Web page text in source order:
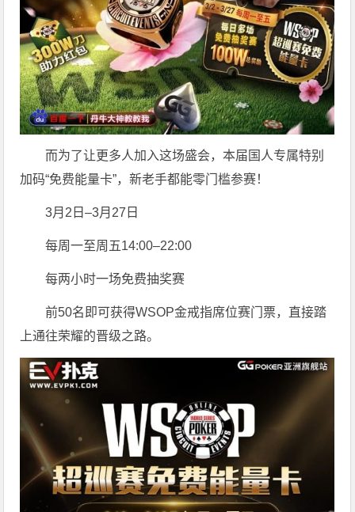
而为了让更多人加入这场盛会，本届国人专属特别
加码“免费能量卡”，新老手都能零门槛参赛！
3月2日–3月27日
每周一至周五14:00–22:00
每两小时一场免费抽奖赛
前50名即可获得WSOP金戒指席位赛门票，直接踏
上通往荣耀的晋级之路。